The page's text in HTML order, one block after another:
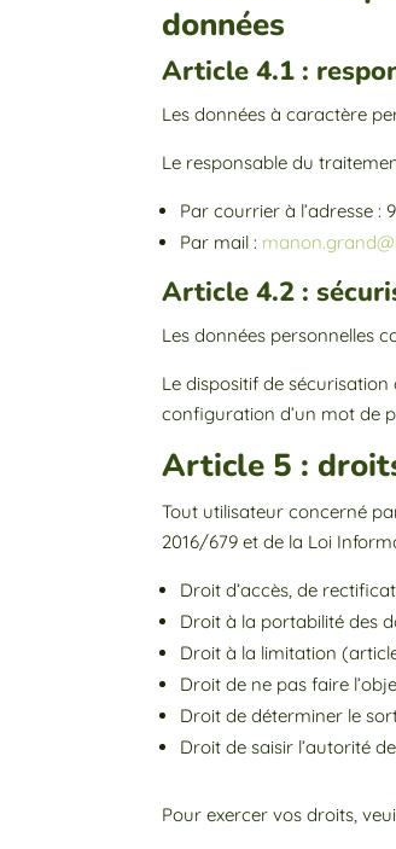
données
Article 4.1 :
Les données à caractère
Le responsable du
Par courrier à l’adresse :
Par mail :
Article 4.2 :
Les données personnelles
Le dispositif de sécurisation
configuration d’un mot de
Article 5 :
Tout utilisateur concerné
2016/679 et de la Loi
Droit d’accès, de
Droit à la portabilité des
Droit à la limitation
Droit de ne pas faire
Droit de déterminer le
Droit de saisir l’autorité
Pour exercer vos droits,